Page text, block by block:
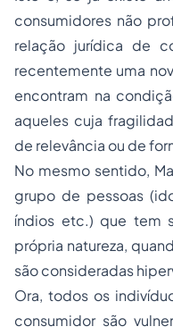
consumidores não
relação jurídica de
recentemente uma
encontram na
aqueles cuja
de relevância ou de
No mesmo sentido,
grupo de pessoas
índios etc.) que tem
própria natureza,
são consideradas
Ora, todos os
consumidor são